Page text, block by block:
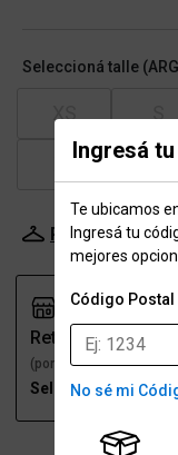
Ingresá
Te ubicamos
Ingresá tu
mejores
Código Postal
No sé mi
Seleccioná talle
XL XXL
Probador
Retiro
(por una sucursal)
Seleccioná talle